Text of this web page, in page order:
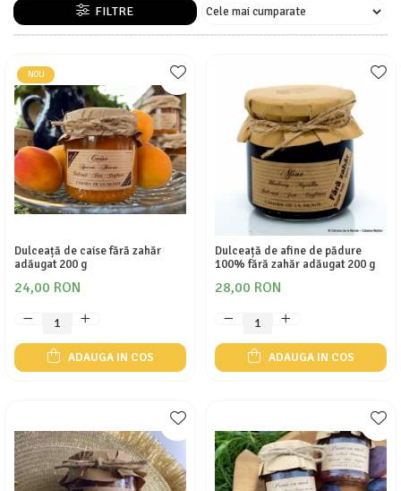
FILTRE
NOU
Dulceață de caise fără zahăr
adăugat 200 g
24,00 RON
ADAUGA IN COS
Dulceață de afine de pădure
100% fără zahăr adăugat 200 g
28,00 RON
ADAUGA IN COS